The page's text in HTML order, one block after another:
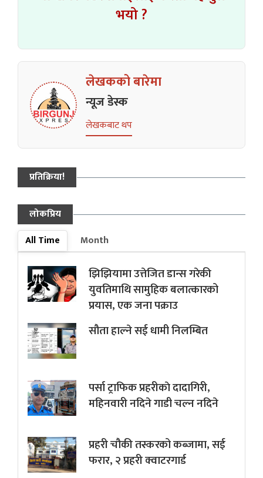
भयो ?
लेखकको बारेमा
न्यूज डेस्क
लेखकबाट थप
प्रतिक्रिया!
लोकप्रिय
All Time
Month
झिझियामा उत्तेजित डान्स गरेकी
युवतिमाथि सामुहिक बलात्कारको
प्रयास, एक जना पक्राउ
सौता हाल्ने सई धामी निलम्बित
पर्सा ट्राफिक प्रहरीकाे दादागिरी,
महिनवारी नदिने गाडी चल्न नदिने
प्रहरी चौकी तस्करको कब्जामा, सई
फरार, २ प्रहरी क्वाटरगार्ड